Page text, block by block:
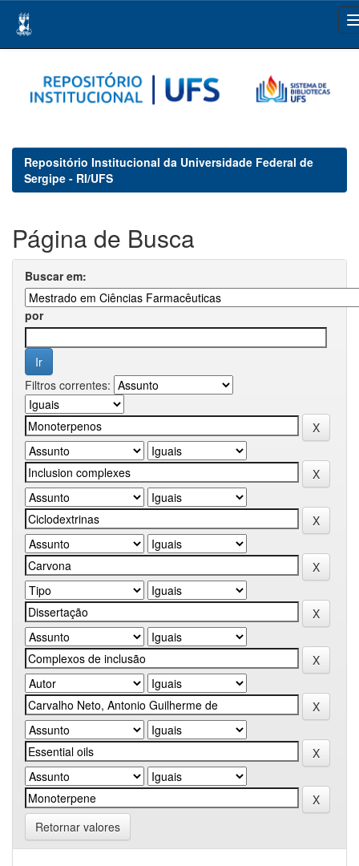
navigation
Repositório Institucional da Universidade Federal de
Sergipe - RI/UFS
Página de Busca
Buscar em:
por
Filtros correntes:
Retornar valores